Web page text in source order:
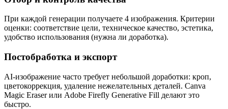
При каждой генерации получаете 4 изображения. Критерии
оценки: соответствие цели, техническое качество, эстетика,
удобство использования (нужна ли доработка).
Постобработка и экспорт
AI-изображение часто требует небольшой доработки: кроп,
цветокоррекция, удаление нежелательных деталей. Canva
Magic Eraser или Adobe Firefly Generative Fill делают это
быстро.